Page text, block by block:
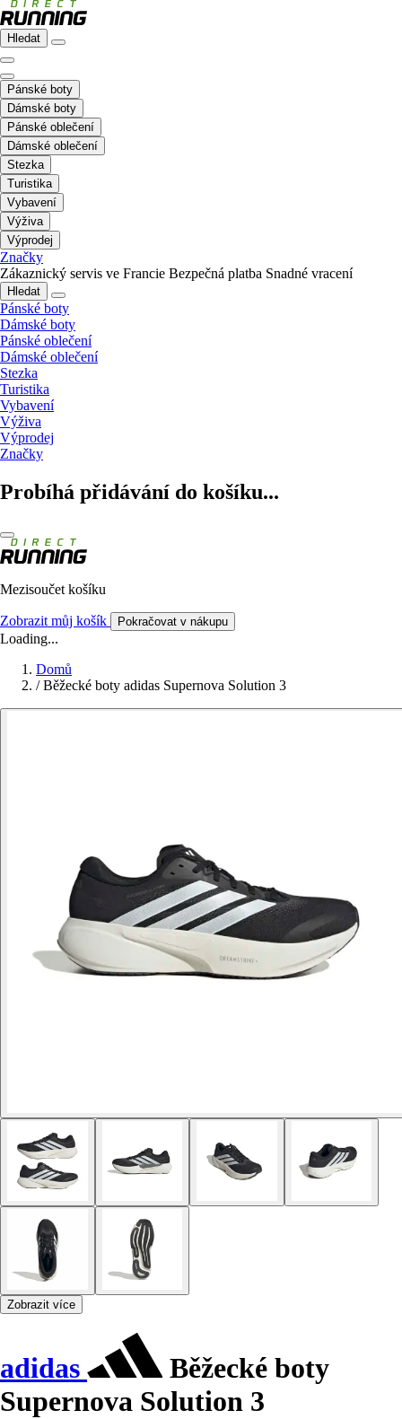
Hledat
Pánské boty
Dámské boty
Pánské oblečení
Dámské oblečení
Stezka
Turistika
Vybavení
Výživa
Výprodej
Značky
Zákaznický servis ve Francie Bezpečná platba Snadné vracení
Hledat
Pánské boty
Dámské boty
Pánské oblečení
Dámské oblečení
Stezka
Turistika
Vybavení
Výživa
Výprodej
Značky
Probíhá přidávání do košíku...
Mezisoučet košíku
Zobrazit můj košík Pokračovat v nákupu
Loading...
Domů
/ Běžecké boty adidas Supernova Solution 3
Zobrazit více
adidas
Běžecké boty
Supernova Solution 3